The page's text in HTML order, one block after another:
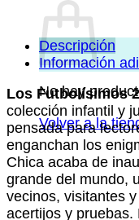
No hay
Volver a la
Descripción
Información
Los Futbolísimos
colección infantil y
pensada para
enganchan los
Chica acaba de
grande del mundo,
vecinos, visitantes
acertijos y pruebas.